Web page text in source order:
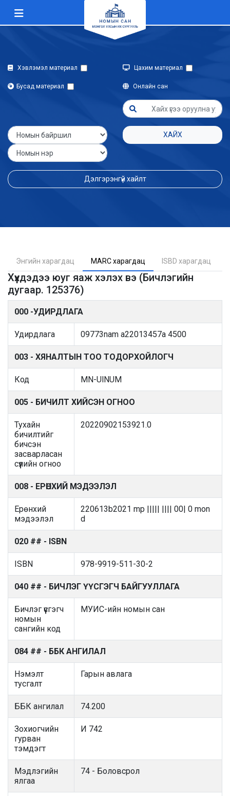
Хэвлэмэл материал Цахим материал
Бусад материал Онлайн сан
ХАЙХ
Дэлгэрэнгүй хайлт
Энгийн харагдац MARC харагдац ISBD харагдац
Хүүхдэдээ юуг яаж хэлэх вэ (Бичлэгийн
дугаар. 125376)
000 -УДИРДЛАГА
Удирдлага 09773nam a22013457a 4500
003 - ХЯНАЛТЫН ТОО ТОДОРХОЙЛОГЧ
Код MN-UlNUM
005 - БИЧИЛТ ХИЙСЭН ОГНОО
Тухайн
бичилтийг
бичсэн
засварласан
сүүлийн огноо
20220902153921.0
008 - ЕРӨНХИЙ МЭДЭЭЛЭЛ
Ерөнхий
мэдээлэл
220613b2021 mp ||||| |||| 00| 0 mon
d
020 ## - ISBN
ISBN 978-9919-511-30-2
040 ## - БИЧЛЭГ ҮҮСГЭГЧ БАЙГУУЛЛАГА
Бичлэг үүсгэгч
номын
сангийн код
МУИС-ийн номын сан
084 ## - ББК АНГИЛАЛ
Нэмэлт
тусгалт
Гарын авлага
ББК ангилал 74.200
Зохиогчийн
гурван
тэмдэгт
И 742
Мэдлэгийн
ялгаа
74 - Боловсрол